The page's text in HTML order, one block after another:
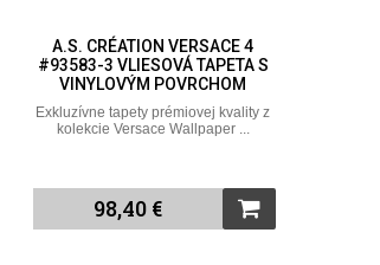
A.S. CRÉATION VERSACE 4
#93583-3 VLIESOVÁ TAPETA S
VINYLOVÝM POVRCHOM
Exkluzívne tapety prémiovej kvality z
kolekcie Versace Wallpaper ...
98,40 €